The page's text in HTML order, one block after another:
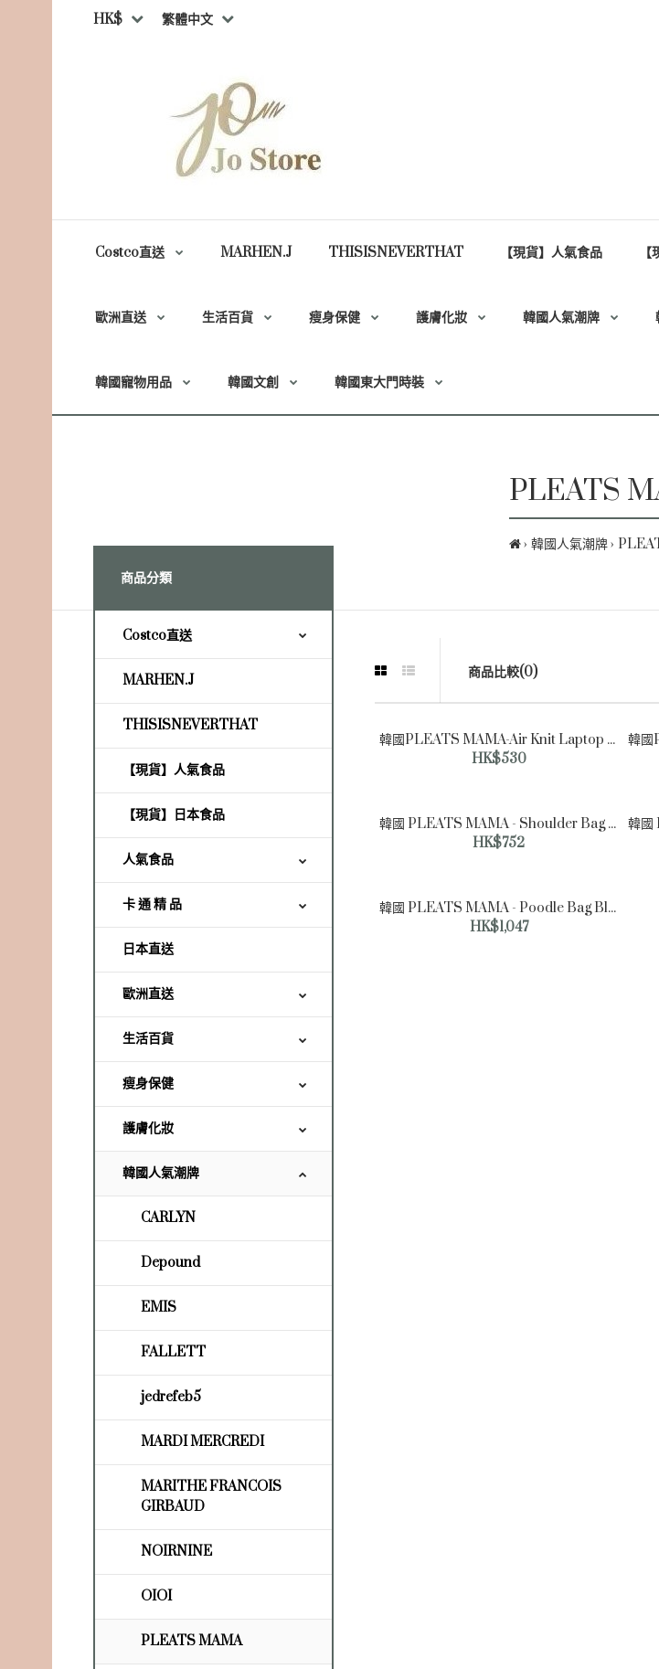
HK$ 繁體中文
Costco直送 MARHEN.J THISISNEVERTHAT 【現貨】人氣食品
歐洲直送 生活百貨 瘦身保健 護膚化妝 韓國人氣潮牌
韓國寵物用品 韓國文創 韓國東大門時裝
PLEATS
韓國人氣潮牌
商品分類
Costco直送
MARHEN.J
THISISNEVERTHAT
【現貨】人氣食品
【現貨】日本食品
人氣食品
卡 通 精 品
日本直送
歐洲直送
生活百貨
瘦身保健
護膚化妝
韓國人氣潮牌
CARLYN
Depound
EMIS
FALLETT
jedrefeb5
MARDI MERCREDI
MARITHE FRANCOIS
GIRBAUD
NOIRNINE
OIOI
PLEATS MAMA
商品比較(0)
韓
韓國PLEATS MAMA-Air Knit Laptop Pouch Bultina Market Edition Deep Charcoal 13 Inch
HK$530
韓國 PLEATS MAMA - Shoulder Bag Indigo Blue New Icon 單肩袋 靛藍色 【供應商預計1月2日順序出貨】
HK$752
韓國 PLEATS MAMA - Poodle Bag Black New Icon 褶皺單肩袋 黑色
HK$1,047